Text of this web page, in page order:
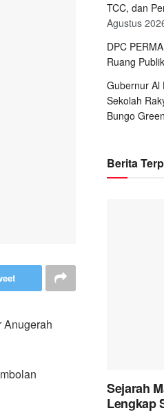
Anugerah
TCC, dan
Agustus
DPC
Ruang
Gubernur Al
Sekolah
Bungo
Berita
Sejarah
Lengkap